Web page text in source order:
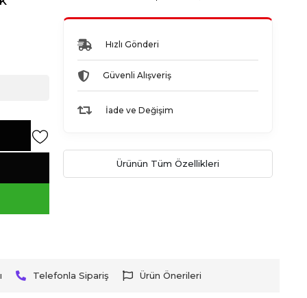
Hızlı Gönderi
Güvenli Alışveriş
İade ve Değişim
Ürünün Tüm Özellikleri
Telefonla Sipariş Ürün Önerileri